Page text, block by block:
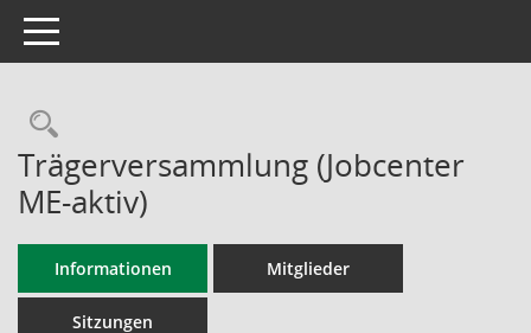
Toggle navigation
Rechercheauswahl
Trägerversammlung (Jobcenter
ME-aktiv)
Informationen Mitglieder
Sitzungen